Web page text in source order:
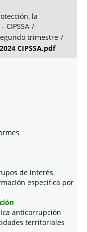
la
CIPSSA /
trimestre /
CIPSSA.pdf
de interés
específica por
anticorrupción
territoriales